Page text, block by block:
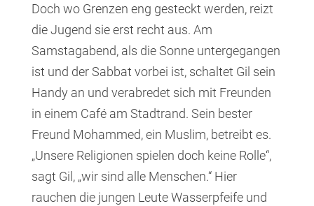
Doch wo Grenzen eng gesteckt werden, reizt
die Jugend sie erst recht aus. Am
Samstagabend, als die Sonne untergegangen
ist und der Sabbat vorbei ist, schaltet Gil sein
Handy an und verabredet sich mit Freunden
in einem Café am Stadtrand. Sein bester
Freund Mohammed, ein Muslim, betreibt es.
„Unsere Religionen spielen doch keine Rolle“,
sagt Gil, „wir sind alle Menschen.“ Hier
rauchen die jungen Leute Wasserpfeife und